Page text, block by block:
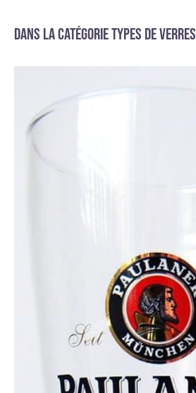
Dans la catégorie Types de verres